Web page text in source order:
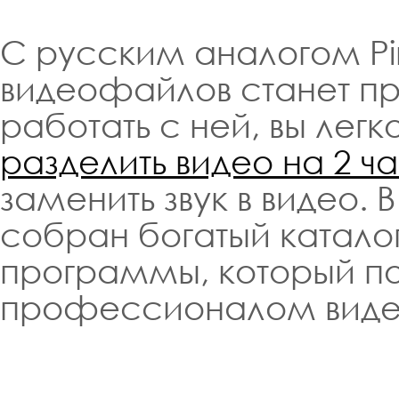
С русским аналогом
видеофайлов станет
работать с ней, вы
разделить видео на 2
заменить звук в
собран богатый
программы, который
профессионалом